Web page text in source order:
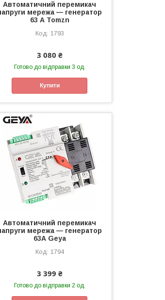
Автоматичний перемикач
мережа — генератор
63 А Tomzn
1793
3 080 ₴
Готово до відправки 3 од.
Купити
Автоматичний перемикач
мережа — генератор
63А Geya
1794
3 399 ₴
Готово до відправки 2 од.